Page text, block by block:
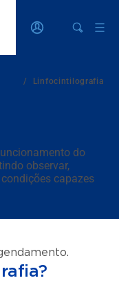
/ Linfocintilografia
do
observar,
capazes